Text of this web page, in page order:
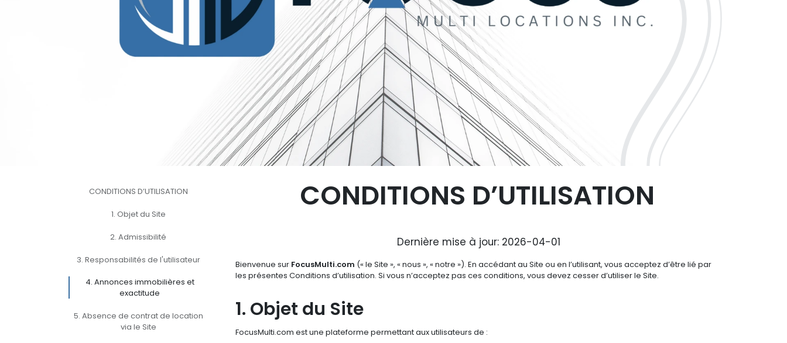
CONDITIONS D’UTILISATION
1. Objet du Site
2. Admissibilité
3. Responsabilités de l'utilisateur
4. Annonces immobilières et
exactitude
5. Absence de contrat de location
via le Site
CONDITIONS D’UTILISATION
Dernière mise à jour: 2026-04-01
Bienvenue sur FocusMulti.com (« le Site », « nous », « notre »). En accédant au Site ou en l’utilisant, vous acceptez d’être lié par
les présentes Conditions d’utilisation. Si vous n’acceptez pas ces conditions, vous devez cesser d’utiliser le Site.
1. Objet du Site
FocusMulti.com est une plateforme permettant aux utilisateurs de :